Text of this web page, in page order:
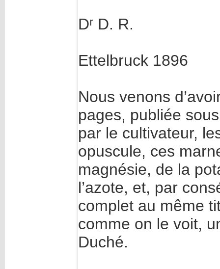
Dʳ D. R.
Ettelbruck 1896
Nous venons
pages, publiée
par le cultivateur,
opuscule, ces
magnésie, de la
l’azote, et, par
complet au même
comme on le voit,
Duché.